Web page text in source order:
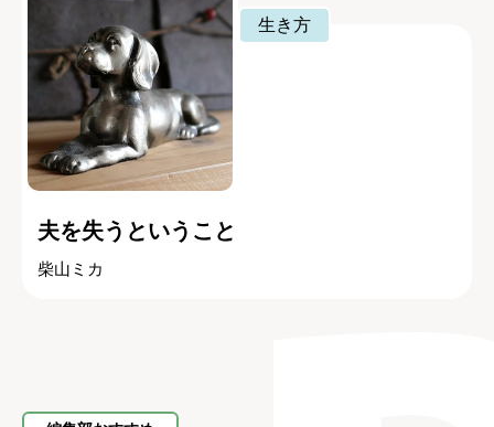
生き方
夫を失うということ
柴山ミカ